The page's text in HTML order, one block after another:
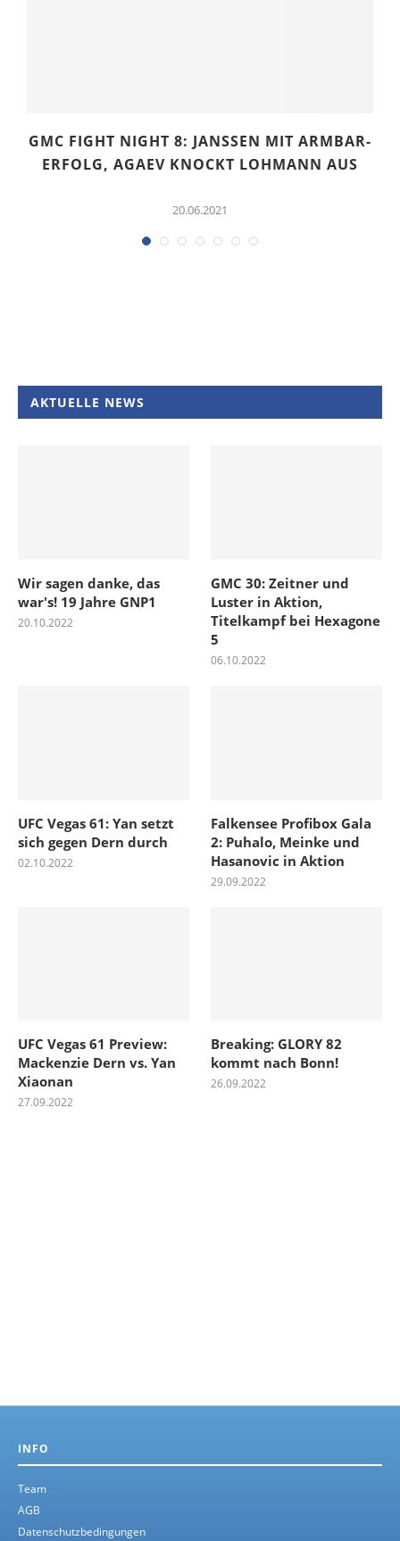
GMC FIGHT NIGHT 8: JANSSEN MIT ARMBAR-E
RFOLG, AGAEV KNOCKT LOHMANN AUS
20.06.2021
AKTUELLE NEWS
Wir sagen danke, das
war's! 19 Jahre GNP1
20.10.2022
GMC 30: Zeitner und
Luster in Aktion,
Titelkampf bei Hexagone
5
06.10.2022
UFC Vegas 61: Yan setzt
sich gegen Dern durch
02.10.2022
Falkensee Profibox Gala
2: Puhalo, Meinke und
Hasanovic in Aktion
29.09.2022
UFC Vegas 61 Preview:
Mackenzie Dern vs. Yan
Xiaonan
27.09.2022
Breaking: GLORY 82
kommt nach Bonn!
26.09.2022
INFO
Team
AGB
Datenschutzbedingungen